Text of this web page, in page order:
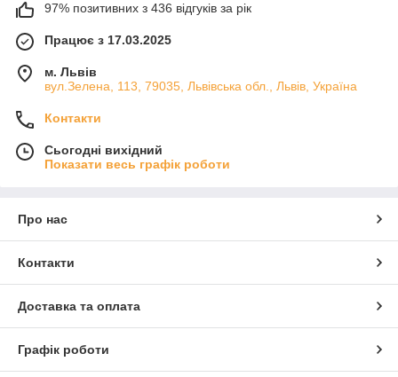
97% позитивних з 436 відгуків за рік
Працює з 17.03.2025
м. Львів
вул.Зелена, 113, 79035, Львівська обл., Львів, Україна
Контакти
Сьогодні вихідний
Показати весь графік роботи
Про нас
Контакти
Доставка та оплата
Графік роботи